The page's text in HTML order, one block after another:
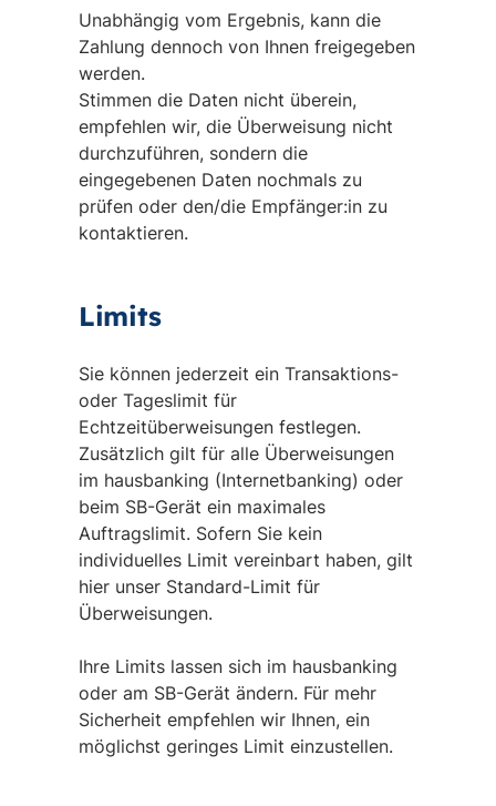
Unabhängig vom Ergebnis, kann die
Zahlung dennoch von Ihnen freigegeben
werden.
Stimmen die Daten nicht überein,
empfehlen wir, die Überweisung nicht
durchzuführen, sondern die
eingegebenen Daten nochmals zu
prüfen oder den/die Empfänger:in zu
kontaktieren.
Limits
Sie können jederzeit ein Transaktions-
oder Tageslimit für
Echtzeitüberweisungen festlegen.
Zusätzlich gilt für alle Überweisungen
im hausbanking (Internetbanking) oder
beim SB-Gerät ein maximales
Auftragslimit. Sofern Sie kein
individuelles Limit vereinbart haben, gilt
hier unser Standard-Limit für
Überweisungen.
Ihre Limits lassen sich im hausbanking
oder am SB-Gerät ändern. Für mehr
Sicherheit empfehlen wir Ihnen, ein
möglichst geringes Limit einzustellen.